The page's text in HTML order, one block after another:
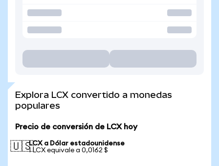
Explora LCX convertido a monedas
populares
Precio de conversión de LCX hoy
🇺🇸LCX a Dólar estadounidense
1 LCX equivale a 0,0162 $